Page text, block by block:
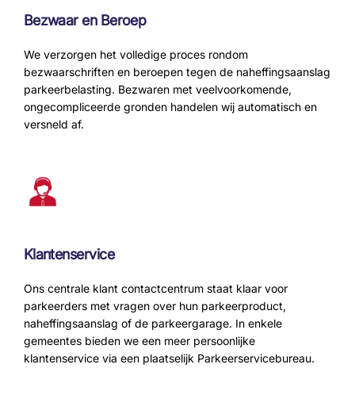
Bezwaar en Beroep
We verzorgen het volledige proces rondom
bezwaarschriften en beroepen tegen de naheffingsaanslag
parkeerbelasting. Bezwaren met veelvoorkomende,
ongecompliceerde gronden handelen wij automatisch en
versneld af.
Klantenservice
Ons centrale klant contactcentrum staat klaar voor
parkeerders met vragen over hun parkeerproduct,
naheffingsaanslag of de parkeergarage. In enkele
gemeentes bieden we een meer persoonlijke
klantenservice via een plaatselijk Parkeerservicebureau.